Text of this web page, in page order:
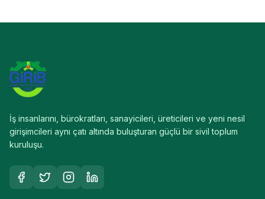
İş insanlarını, bürokratları, sanayicileri, üreticileri ve yeni nesil
girişimcileri aynı çatı altında buluşturan güçlü bir sivil toplum
kuruluşu.